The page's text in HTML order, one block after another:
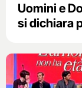
Uomini e
si dichiara